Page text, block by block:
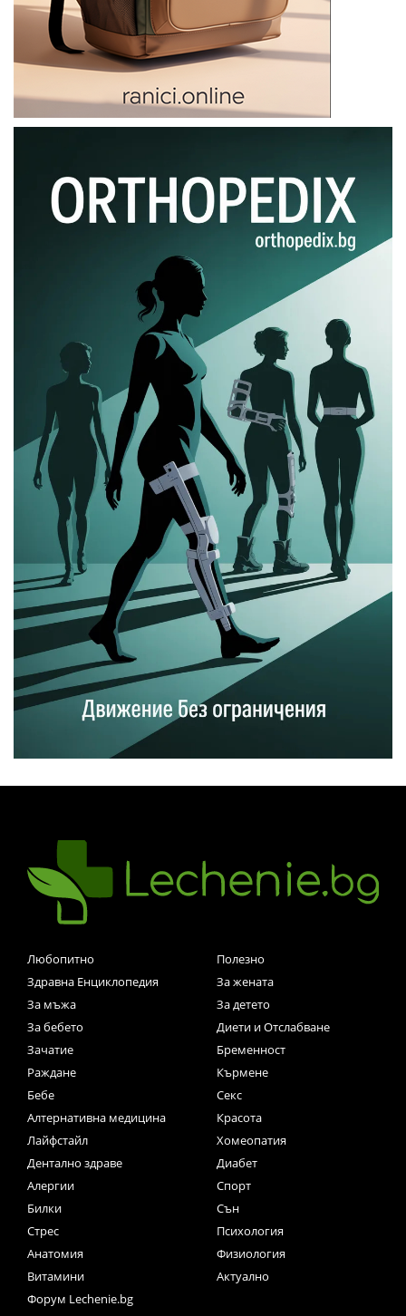
Любопитно
Полезно
Здравна Енциклопедия
За жената
За мъжа
За детето
За бебето
Диети и Отслабване
Зачатие
Бременност
Раждане
Кърмене
Бебе
Секс
Алтернативна медицина
Красота
Лайфстайл
Хомеопатия
Дентално здраве
Диабет
Алергии
Спорт
Билки
Сън
Стрес
Психология
Анатомия
Физиология
Витамини
Актуално
Форум Lechenie.bg